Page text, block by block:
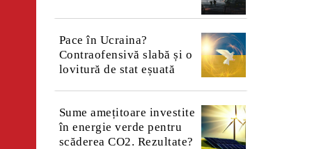
Pace în Ucraina?
Contraofensivă slabă și o
lovitură de stat eșuată
Sume amețitoare investite
în energie verde pentru
scăderea CO2. Rezultate?